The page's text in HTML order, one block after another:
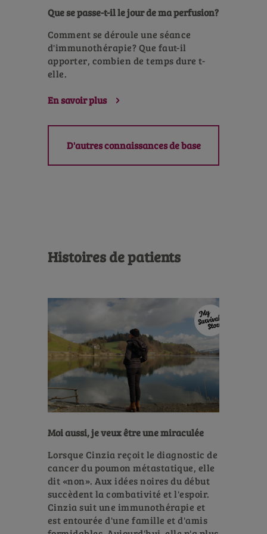
Que se passe-t-il le jour de ma perfusion?
Comment se déroule une séance
d'immunothérapie? Que faut-il
apporter, combien de temps dure t-
elle.
En savoir plus
D'autres connaissances de base
Histoires de patients
Moi aussi, je veux être une miraculée
Lorsque Cinzia reçoit le diagnostic de
cancer du poumon métastatique, elle
dit «non». Aux idées noires du début
succèdent la combativité et l'espoir.
Cinzia suit une immunothérapie et
est entourée d'une famille et d'amis